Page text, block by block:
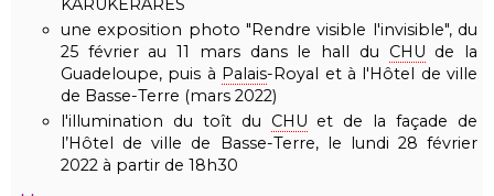
KARUKERARES
une exposition photo "Rendre visible l'invisible", du
25 février au 11 mars dans le hall du CHU de la
Guadeloupe, puis à Palais-Royal et à l'Hôtel de ville
de Basse-Terre (mars 2022)
l'illumination du toît du CHU et de la façade de
l’Hôtel de ville de Basse-Terre, le lundi 28 février
2022 à partir de 18h30